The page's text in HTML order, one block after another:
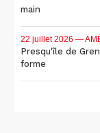
main
22 juillet 2026 —
Presqu'île de
forme